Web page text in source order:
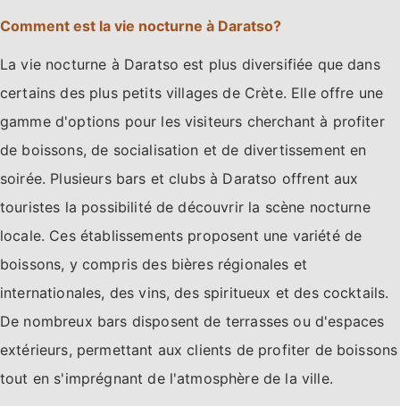
Comment est la vie nocturne à Daratso?
La vie nocturne à Daratso est plus diversifiée que dans
certains des plus petits villages de Crète. Elle offre une
gamme d'options pour les visiteurs cherchant à profiter
de boissons, de socialisation et de divertissement en
soirée. Plusieurs bars et clubs à Daratso offrent aux
touristes la possibilité de découvrir la scène nocturne
locale. Ces établissements proposent une variété de
boissons, y compris des bières régionales et
internationales, des vins, des spiritueux et des cocktails.
De nombreux bars disposent de terrasses ou d'espaces
extérieurs, permettant aux clients de profiter de boissons
tout en s'imprégnant de l'atmosphère de la ville.